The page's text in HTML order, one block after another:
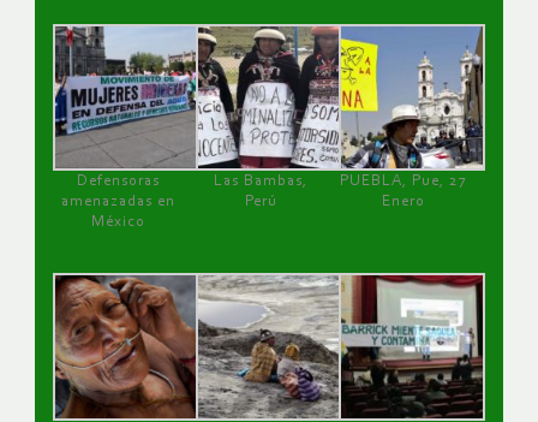
Defensoras
amenazadas en
México
Las Bambas,
Perú
PUEBLA, Pue, 27
Enero